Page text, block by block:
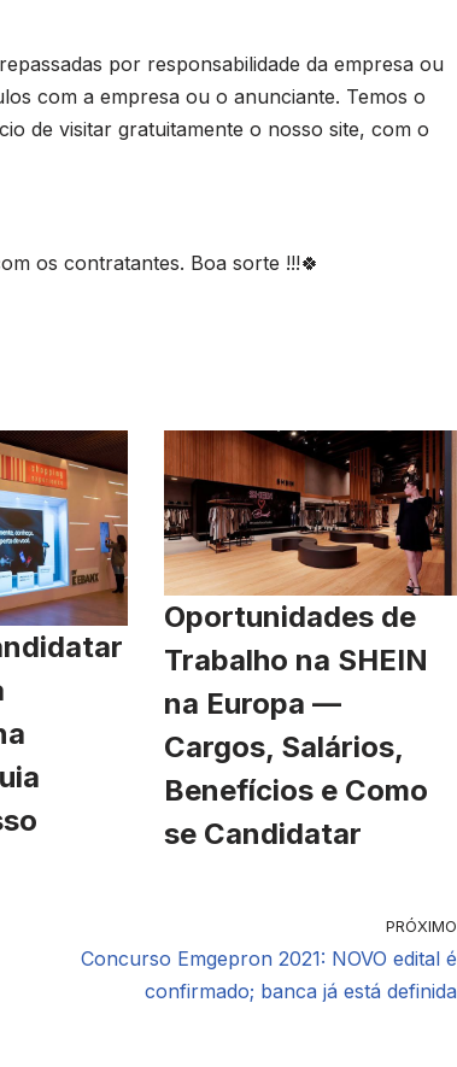
por responsabilidade da empresa ou
com a empresa ou o anunciante. Temos o
de visitar gratuitamente o nosso site, com o
os contratantes. Boa sorte !!!🍀
Oportunidades de
Trabalho na SHEIN
na Europa —
Cargos, Salários,
Benefícios e Como
se Candidatar
PRÓXIMO
Concurso Emgepron 2021: NOVO edital é
confirmado; banca já está definida